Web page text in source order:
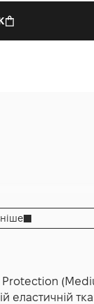
еластичній